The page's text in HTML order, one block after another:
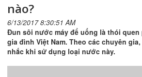
nào?
6/13/2017 8:30:51 AM
Đun sôi nước máy để uống là thói
gia đình Việt Nam. Theo các chuyên
nhắc khi sử dụng loại nước này.